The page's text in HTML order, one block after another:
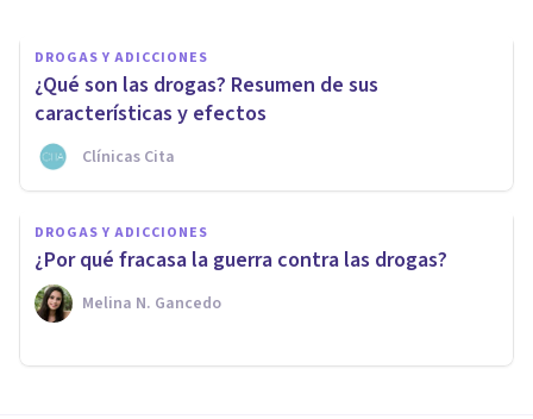
DROGAS Y ADICCIONES
¿Qué son las drogas? Resumen de sus
características y efectos
Clínicas Cita
DROGAS Y ADICCIONES
¿Por qué fracasa la guerra contra las drogas?
Melina N. Gancedo